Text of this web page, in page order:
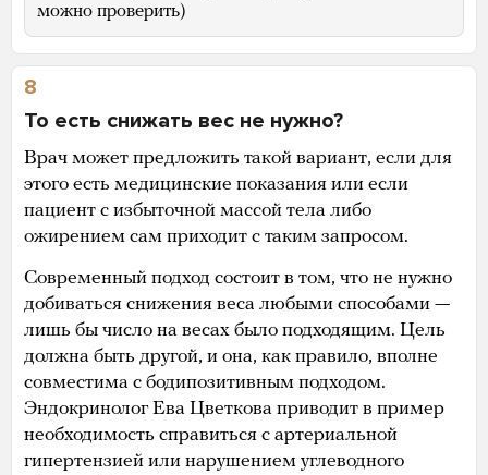
можно проверить)
8
То есть снижать вес не нужно?
Врач может предложить такой вариант, если для
этого есть медицинские показания или если
пациент с избыточной массой тела либо
ожирением сам приходит с таким запросом.
Современный подход состоит в том, что не нужно
добиваться снижения веса любыми способами —
лишь бы число на весах было подходящим. Цель
должна быть другой, и она, как правило, вполне
совместима с бодипозитивным подходом.
Эндокринолог Ева Цветкова приводит в пример
необходимость справиться с артериальной
гипертензией или нарушением углеводного